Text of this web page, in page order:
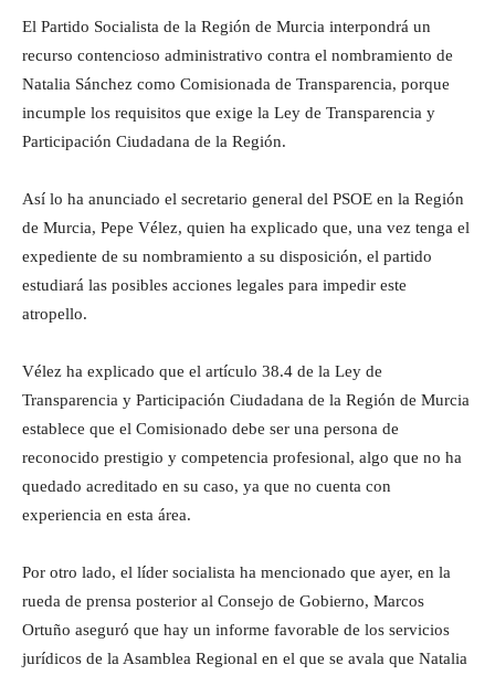
El Partido Socialista de la Región de Murcia interpondrá un
recurso contencioso administrativo contra el nombramiento de
Natalia Sánchez como Comisionada de Transparencia, porque
incumple los requisitos que exige la Ley de Transparencia y
Participación Ciudadana de la Región.
Así lo ha anunciado el secretario general del PSOE en la Región
de Murcia, Pepe Vélez, quien ha explicado que, una vez tenga el
expediente de su nombramiento a su disposición, el partido
estudiará las posibles acciones legales para impedir este
atropello.
Vélez ha explicado que el artículo 38.4 de la Ley de
Transparencia y Participación Ciudadana de la Región de Murcia
establece que el Comisionado debe ser una persona de
reconocido prestigio y competencia profesional, algo que no ha
quedado acreditado en su caso, ya que no cuenta con
experiencia en esta área.
Por otro lado, el líder socialista ha mencionado que ayer, en la
rueda de prensa posterior al Consejo de Gobierno, Marcos
Ortuño aseguró que hay un informe favorable de los servicios
jurídicos de la Asamblea Regional en el que se avala que Natalia